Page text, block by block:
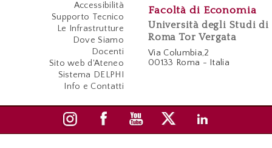
Accessibilità
Supporto Tecnico
Le Infrastrutture
Dove Siamo
Docenti
Sito web d'Ateneo
Sistema DELPHI
Info e Contatti
Facoltà di Economia
Università degli Studi di
Roma Tor Vergata
Via Columbia,2
00133 Roma - Italia